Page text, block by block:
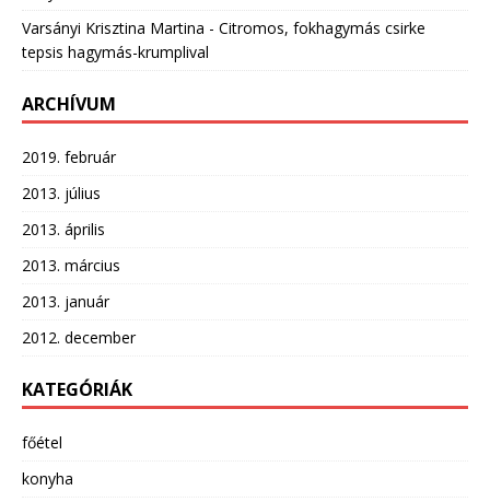
Varsányi Krisztina Martina - Citromos, fokhagymás csirke
tepsis hagymás-krumplival
ARCHÍVUM
2019. február
2013. július
2013. április
2013. március
2013. január
2012. december
KATEGÓRIÁK
főétel
konyha